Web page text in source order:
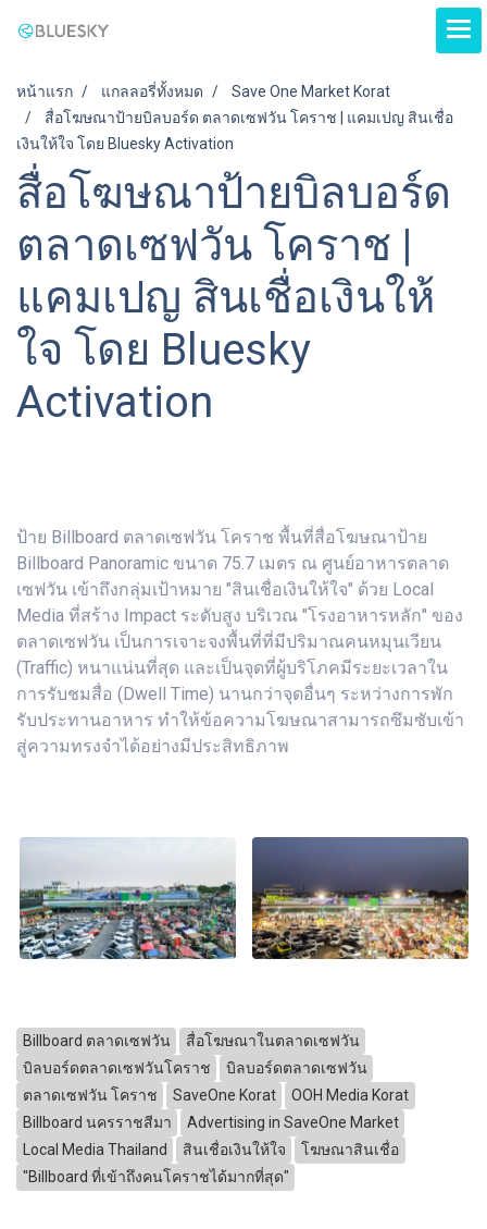
หน้าแรก แกลลอรี่ทั้งหมด
Save One Market Korat
สื่อโฆษณาป้ายบิลบอร์ด ตลาดเซฟวัน โคราช | แคมเปญ สินเชื่อ
เงินให้ใจ โดย Bluesky Activation
สื่อโฆษณาป้ายบิลบอร์ด
ตลาดเซฟวัน โคราช |
แคมเปญ สินเชื่อเงินให้
ใจ โดย Bluesky
Activation
ป้าย Billboard ตลาดเซฟวัน โคราช พื้นที่สื่อโฆษณาป้าย
Billboard Panoramic ขนาด 75.7 เมตร ณ ศูนย์อาหารตลาด
เซฟวัน เข้าถึงกลุ่มเป้าหมาย "สินเชื่อเงินให้ใจ" ด้วย Local
Media ที่สร้าง Impact ระดับสูง บริเวณ "โรงอาหารหลัก" ของ
ตลาดเซฟวัน เป็นการเจาะจงพื้นที่ที่มีปริมาณคนหมุนเวียน
(Traffic) หนาแน่นที่สุด และเป็นจุดที่ผู้บริโภคมีระยะเวลาใน
การรับชมสื่อ (Dwell Time) นานกว่าจุดอื่นๆ ระหว่างการพัก
รับประทานอาหาร ทำให้ข้อความโฆษณาสามารถซึมซับเข้า
สู่ความทรงจำได้อย่างมีประสิทธิภาพ
Billboard ตลาดเซฟวัน
สื่อโฆษณาในตลาดเซฟวัน
บิลบอร์ดตลาดเซฟวันโคราช
บิลบอร์ดตลาดเซฟวัน
ตลาดเซฟวัน โคราช
SaveOne Korat
OOH Media Korat
Billboard นครราชสีมา
Advertising in SaveOne Market
Local Media Thailand
สินเชื่อเงินให้ใจ
โฆษณาสินเชื่อ
"Billboard ที่เข้าถึงคนโคราชได้มากที่สุด"